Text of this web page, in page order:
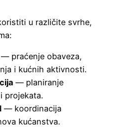
u različite svrhe,
— praćenje obaveza,
i kućnih aktivnosti.
— planiranje
projekata.
— koordinacija
kućanstva.